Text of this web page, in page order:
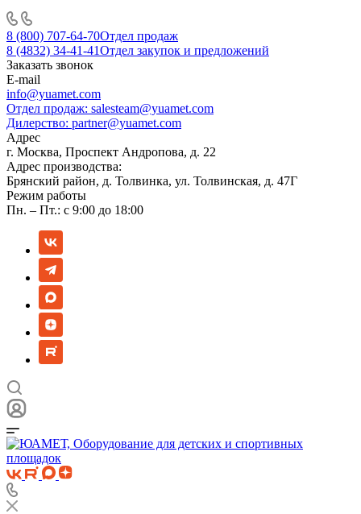
8 (800) 707-64-70Отдел продаж
8 (4832) 34-41-41Отдел закупок и предложений
Заказать звонок
E-mail
info@yuamet.com
Отдел продаж: salesteam@yuamet.com
Дилерство: partner@yuamet.com
Адрес
г. Москва, Проспект Андропова, д. 22
Адрес производства:
Брянский район, д. Толвинка, ул. Толвинская, д. 47Г
Режим работы
Пн. – Пт.: с 9:00 до 18:00